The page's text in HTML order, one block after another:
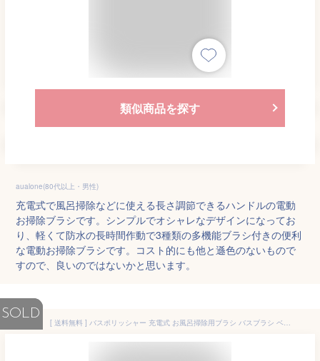
類似商品を探す
aualone(80代以上・男性)
充電式で風呂掃除などに使える長さ調節できるハンドルの電動
お掃除ブラシです。シンプルでオシャレなデザインになってお
り、軽くて防水の長時間作動で3種類の多機能ブラシ付きの便利
な電動お掃除ブラシです。コスト的にも他と遜色のないもので
すので、良いのではないかと思います。
SOLD
[ 送料無料 ] バスポリッシャー 充電式 お風呂掃除用ブラシ バスブラシ ベルソス VS-H012 充電式 お風呂掃除機 電動ブラシ 浴室 コードレス 掃除用品 便利グッズ